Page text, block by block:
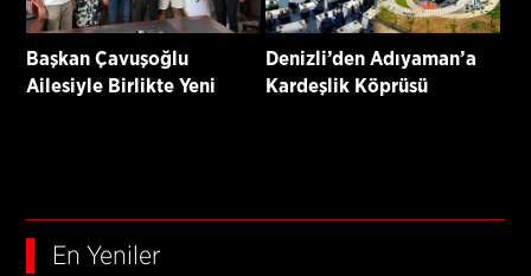
Başkan Çavuşoğlu
Ailesiyle Birlikte Yeni
Denizli’den Adıyaman’a
Kardeşlik Köprüsü
En Yeniler